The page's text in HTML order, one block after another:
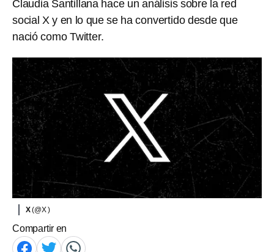
Claudia Santillana hace un análisis sobre la red
social X y en lo que se ha convertido desde que
nació como Twitter.
X(@X )
Compartir en